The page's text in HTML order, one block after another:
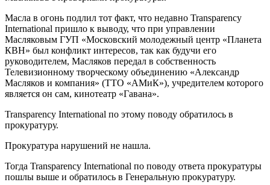
Масла в огонь подлил тот факт, что недавно Transparency
International пришло к выводу, что при управлении
Масляковым ГУП «Московский молодежный центр «Планета
КВН» был конфликт интересов, так как будучи его
руководителем, Масляков передал в собственность
Телевизионному творческому объединению «Александр
Масляков и компания» (ТТО «АМиК»), учредителем которого
является он сам, кинотеатр «Гавана».
Transparency International по этому поводу обратилось в
прокуратуру.
Прокуратура нарушений не нашла.
Тогда Transparency International по поводу ответа прокуратуры
пошлы выше и обратилось в Генеральную прокуратуру.